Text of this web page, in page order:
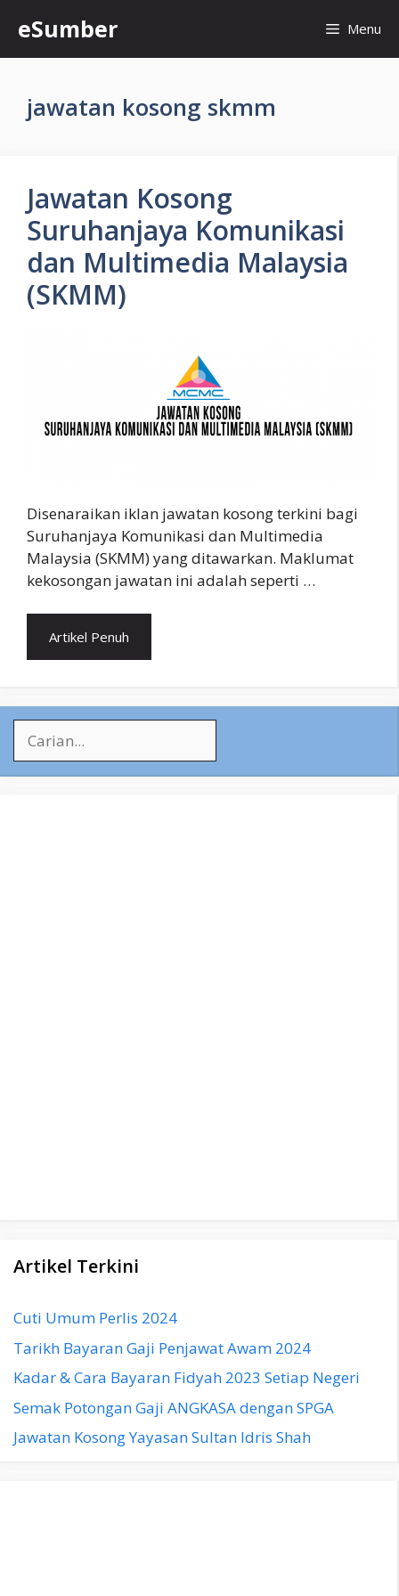
content
eSumber Menu
jawatan kosong skmm
Jawatan Kosong
Suruhanjaya Komunikasi
dan Multimedia Malaysia
(SKMM)
Disenaraikan iklan jawatan kosong terkini bagi
Suruhanjaya Komunikasi dan Multimedia
Malaysia (SKMM) yang ditawarkan. Maklumat
kekosongan jawatan ini adalah seperti …
Artikel Penuh
Artikel Terkini
Cuti Umum Perlis 2024
Tarikh Bayaran Gaji Penjawat Awam 2024
Kadar & Cara Bayaran Fidyah 2023 Setiap Negeri
Semak Potongan Gaji ANGKASA dengan SPGA
Jawatan Kosong Yayasan Sultan Idris Shah